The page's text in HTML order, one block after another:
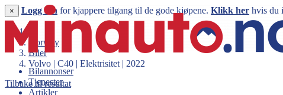
Bilannonser
Tjenester
Artikler
× Logg inn for kjappere tilgang til de gode kjøpene. Klikk her hvis du
Norway
Biler
Volvo | C40 | Elektrisitet | 2022
Tilbake til resultat